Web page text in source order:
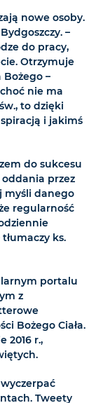
nowe osoby.
–
do pracy,
Otrzymuje
–
nie ma
to dzięki
i jakimś
do sukcesu
przez
myśli danego
regularność
ks.
portalu
z
Bożego Ciała.
2016 r.,
Tweety